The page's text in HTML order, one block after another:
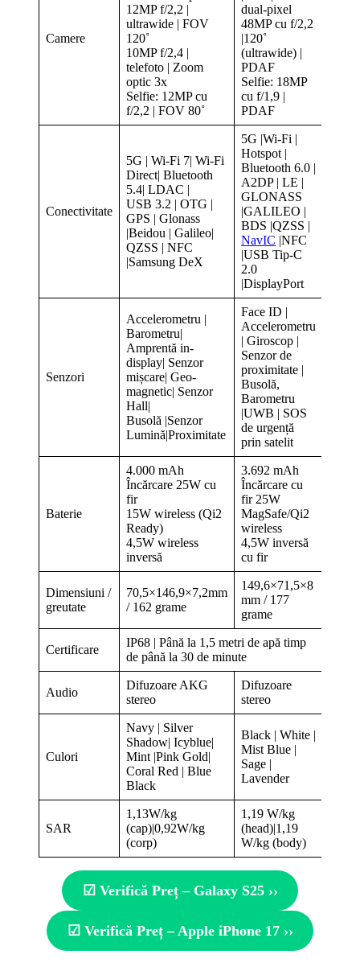
Camere
12MP f/2,2 |
ultrawide | FOV
120˚
10MP f/2,4 |
telefoto | Zoom
optic 3x
Selfie: 12MP cu
f/2,2 | FOV 80˚
dual-pixel
48MP cu f/2,2
|120˚
(ultrawide) |
PDAF
Selfie: 18MP
cu f/1,9 |
PDAF
Conectivitate
5G | Wi-Fi 7| Wi-Fi
Direct| Bluetooth
5.4| LDAC |
USB 3.2 | OTG |
GPS | Glonass
|Beidou | Galileo|
QZSS | NFC
|Samsung DeX
5G |Wi-Fi |
Hotspot |
Bluetooth 6.0 |
A2DP | LE |
GLONASS
|GALILEO |
BDS |QZSS |
NavIC |NFC
|USB Tip-C
2.0
|DisplayPort
Senzori
Accelerometru |
Barometru|
Amprentă in-
display| Senzor
mișcare| Geo-
magnetic| Senzor
Hall|
Busolă |Senzor
Lumină|Proximitate
Face ID |
Accelerometru
| Giroscop |
Senzor de
proximitate |
Busolă,
Barometru
|UWB | SOS
de urgență
prin satelit
Baterie
4.000 mAh
Încărcare 25W cu
fir
15W wireless (Qi2
Ready)
4,5W wireless
inversă
3.692 mAh
Încărcare cu
fir 25W
MagSafe/Qi2
wireless
4,5W inversă
cu fir
Dimensiuni /
greutate
70,5×146,9×7,2mm
/ 162 grame
149,6×71,5×8
mm / 177
grame
Certificare
IP68 | Până la 1,5 metri de apă timp
de până la 30 de minute
Audio
Difuzoare AKG
stereo
Difuzoare
stereo
Culori
Navy | Silver
Shadow| Icyblue|
Mint |Pink Gold|
Coral Red | Blue
Black
Black | White |
Mist Blue |
Sage |
Lavender
SAR
1,13W/kg
(cap)|0,92W/kg
(corp)
1,19 W/kg
(head)|1,19
W/kg (body)
☑ Verifică Preț – Galaxy S25 ››
☑ Verifică Preț – Apple iPhone 17 ››